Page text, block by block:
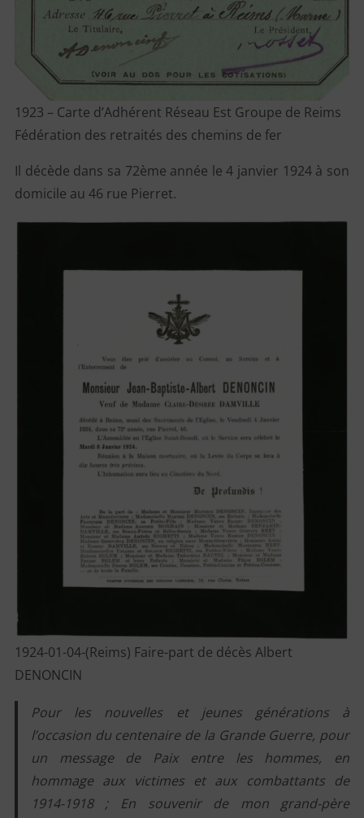
1923 – Carte d’Adhérent Réseau Est Groupe de Reims
Fédération des retraités des chemins de fer
Il décède dans sa 72ème année le 4 janvier 1924 à son
domicile au 46 rue Pierret.
1924-01-04-(Reims) Faire-part de décès Albert
DENONCIN
Pour les nouvelles et jeunes générations à
l’occasion du centenaire de la Grande Guerre, pour
un message de Paix entre les hommes, en
hommage aux victimes et aux combattants de
1914-1918 ;
En souvenir de mon grand-père